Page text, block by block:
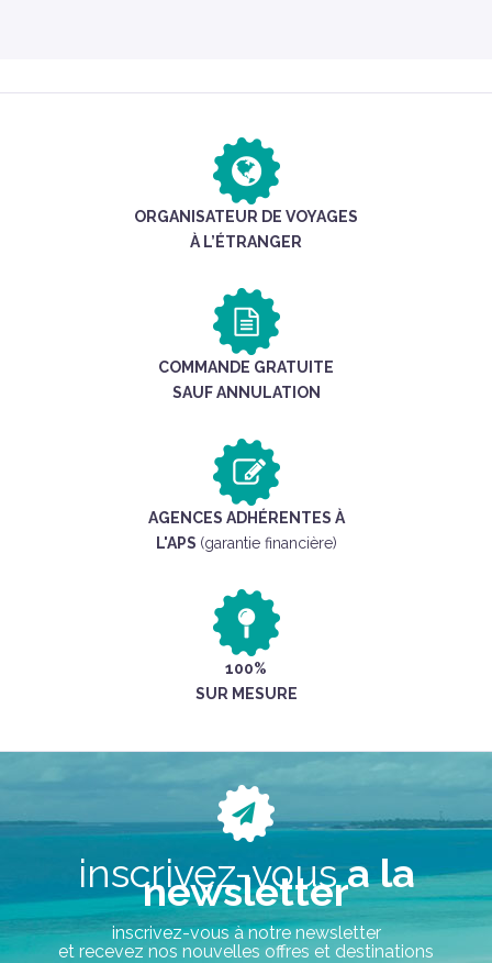
ORGANISATEUR DE VOYAGES
À L’ÉTRANGER
COMMANDE GRATUITE
SAUF ANNULATION
AGENCES ADHÉRENTES À
L'APS (garantie financière)
100%
SUR MESURE
inscrivez-vousa la
newsletter
inscrivez-vous à notre newsletter
et recevez nos nouvelles offres et destinations